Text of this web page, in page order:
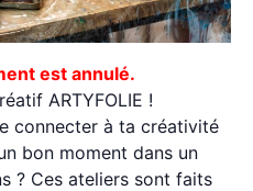
est annulé.
ARTYFOLIE !
connecter à ta créativité
bon moment dans un
? Ces ateliers sont faits